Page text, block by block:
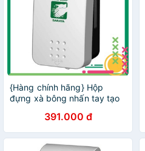
{Hàng chính hãng} Hộp
đựng xà bông nhấn tay tạo
xà bông tạo bọt Green
Apple
391.000 đ